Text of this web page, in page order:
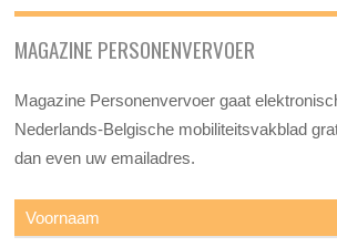
MAGAZINE PERSONENVERVOER
Magazine Personenvervoer gaat
Nederlands-Belgische mobiliteitsvakblad
dan even uw emailadres.